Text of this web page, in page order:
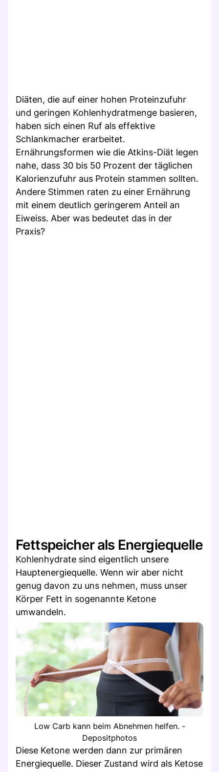
Diäten, die auf einer hohen Proteinzufuhr
und geringen Kohlenhydratmenge basieren,
haben sich einen Ruf als effektive
Schlankmacher erarbeitet.
Ernährungsformen wie die Atkins-Diät legen
nahe, dass 30 bis 50 Prozent der täglichen
Kalorienzufuhr aus Protein stammen sollten.
Andere Stimmen raten zu einer Ernährung
mit einem deutlich geringerem Anteil an
Eiweiss. Aber was bedeutet das in der
Praxis?
Fettspeicher als Energiequelle
Kohlenhydrate sind eigentlich unsere
Hauptenergiequelle. Wenn wir aber nicht
genug davon zu uns nehmen, muss unser
Körper Fett in sogenannte Ketone
umwandeln.
Low Carb kann beim Abnehmen helfen. -
Depositphotos
Diese Ketone werden dann zur primären
Energiequelle. Dieser Zustand wird als Ketose